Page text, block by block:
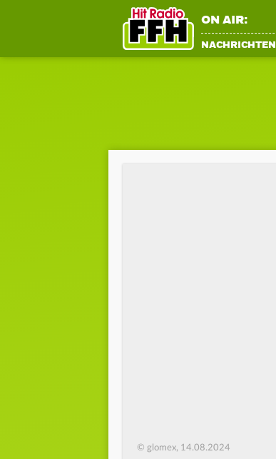
ON AIR:
NACHRICHTEN
© glomex, 14.08.2024